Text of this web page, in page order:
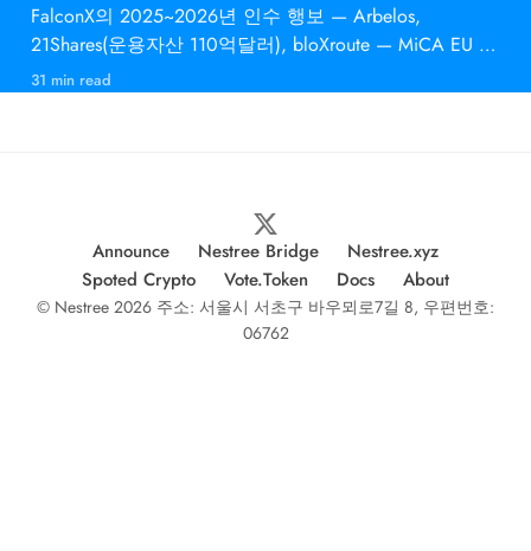
FalconX의 2025~2026년 인수 행보 — Arbelos,
21Shares(운용자산 110억달러), bloXroute — MiCA EU 승
인과 의미
31 min read
Announce Nestree Bridge
Nestree.xyz
Spoted Crypto
Vote.Token Docs About
© Nestree 2026 주소: 서울시 서초구 바우뫼로7길 8, 우편번호:
06762